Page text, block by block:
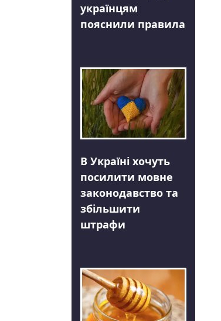
українцям
пояснили правила
В Україні хочуть
посилити мовне
законодавство та
збільшити
штрафи